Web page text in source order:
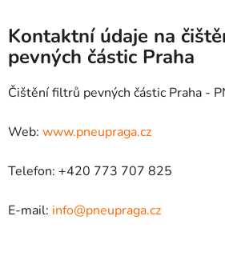
Kontaktní údaje na
pevných částic Praha
Čištění filtrů pevných částic Praha -
Web: www.pneupraga.cz
Telefon: +420 773 707 825
E-mail: info@pneupraga.cz